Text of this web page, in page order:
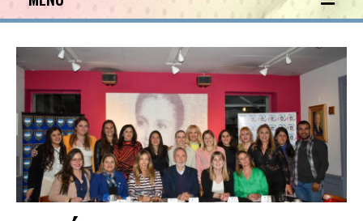
INICIO
INSTITUCIONAL
LEGISLACIÓN
CONSEJO FEDERAL
CAPACITACIONES
NOTICIAS